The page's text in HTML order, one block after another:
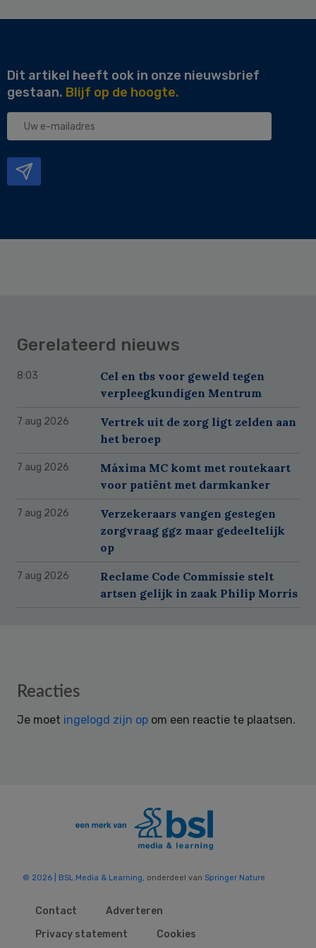
Dit artikel heeft ook in onze nieuwsbrief
gestaan. Blijf op de hoogte.
Uw
Gerelateerd nieuws
8:03
Cel en tbs voor geweld tegen
verpleegkundigen Mentrum
7 aug 2026
Vertrek uit de zorg ligt zelden aan
het beroep
7 aug 2026
Máxima MC komt met routekaart
voor patiënt met darmkanker
7 aug 2026
Verzekeraars vangen gestegen
zorgvraag ggz maar gedeeltelijk
op
7 aug 2026
Reclame Code Commissie stelt
artsen gelijk in zaak Philip Morris
Reader
Reacties
Je moet ingelogd zijn op om een reactie te plaatsen.
© 2026 | BSL Media & Learning , onderdeel van Springer Nature
Contact
Adverteren
Privacy statement
Cookies